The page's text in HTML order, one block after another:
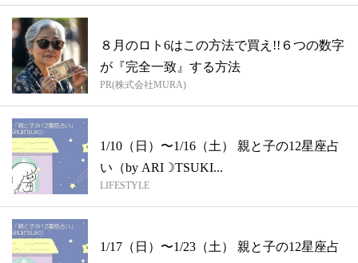
８月のロト6はこの方法で買え!!６つの数字
が『完全一致』する方法
PR(株式会社MURA)
1/10（日）〜1/16（土） 親と子の12星座占
い（by ARI☽TSUKI...
LIFESTYLE
1/17（日）〜1/23（土） 親と子の12星座占